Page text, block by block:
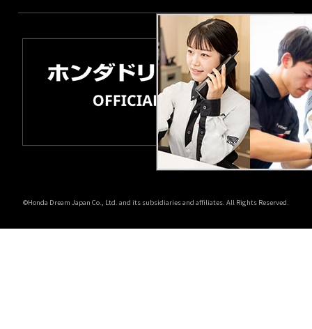
©Honda Dream Japan Co., Ltd. and its subsidiaries and affiliates. All Rights Reserved.